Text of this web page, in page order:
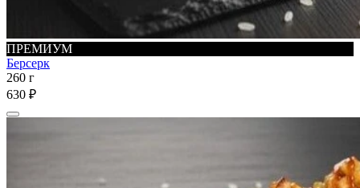
ПРЕМИУМ
Берсерк
260 г
630 ₽